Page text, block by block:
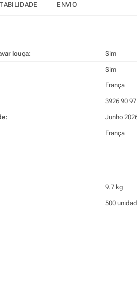
ENVIO
louça: Sim
Sim
França
3926 90 97
Junho
França
9.7 kg
500